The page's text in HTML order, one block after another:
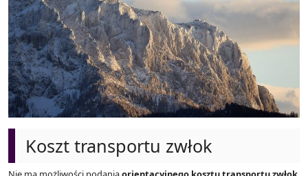
Koszt transportu zwłok